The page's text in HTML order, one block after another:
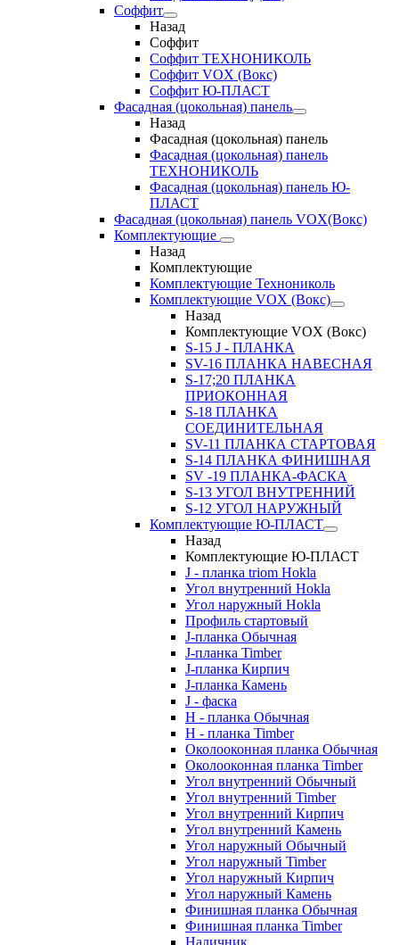
Соффит
Назад
Соффит
Соффит ТЕХНОНИКОЛЬ
Соффит VOX (Вокс)
Соффит Ю-ПЛАСТ
Фасадная (цокольная) панель
Назад
Фасадная (цокольная) панель
Фасадная (цокольная) панель
ТЕХНОНИКОЛЬ
Фасадная (цокольная) панель Ю-
ПЛАСТ
Фасадная (цокольная) панель VOX(Вокс)
Комплектующие
Назад
Комплектующие
Комплектующие Технониколь
Комплектующие VOX (Вокс)
Назад
Комплектующие VOX (Вокс)
S-15 J - ПЛАНКА
SV-16 ПЛАНКА НАВЕСНАЯ
S-17;20 ПЛАНКА
ПРИОКОННАЯ
S-18 ПЛАНКА
СОЕДИНИТЕЛЬНАЯ
SV-11 ПЛАНКА СТАРТОВАЯ
S-14 ПЛАНКА ФИНИШНАЯ
SV -19 ПЛАНКА-ФАСКА
S-13 УГОЛ ВНУТРЕННИЙ
S-12 УГОЛ НАРУЖНЫЙ
Комплектующие Ю-ПЛАСТ
Назад
Комплектующие Ю-ПЛАСТ
J - планка triom Hokla
Угол внутренний Hokla
Угол наружный Hokla
Профиль стартовый
J-планка Обычная
J-планка Timber
J-планка Кирпич
J-планка Камень
J - фаска
Н - планка Обычная
Н - планка Timber
Околооконная планка Обычная
Околооконная планка Timber
Угол внутренний Обычный
Угол внутренний Timber
Угол внутренний Кирпич
Угол внутренний Камень
Угол наружный Обычный
Угол наружный Timber
Угол наружный Кирпич
Угол наружный Камень
Финишная планка Обычная
Финишная планка Timber
Наличник